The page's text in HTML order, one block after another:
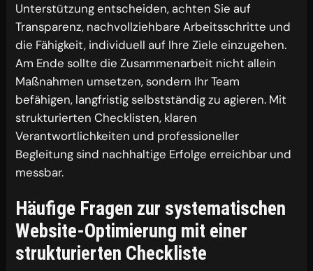
Unterstützung entscheiden, achten Sie auf
Transparenz, nachvollziehbare Arbeitsschritte und
die Fähigkeit, individuell auf Ihre Ziele einzugehen.
Am Ende sollte die Zusammenarbeit nicht allein
Maßnahmen umsetzen, sondern Ihr Team
befähigen, langfristig selbstständig zu agieren. Mit
strukturierten Checklisten, klaren
Verantwortlichkeiten und professioneller
Begleitung sind nachhaltige Erfolge erreichbar und
messbar.
Häufige Fragen zur systematischen
Website-Optimierung mit einer
strukturierten Checkliste